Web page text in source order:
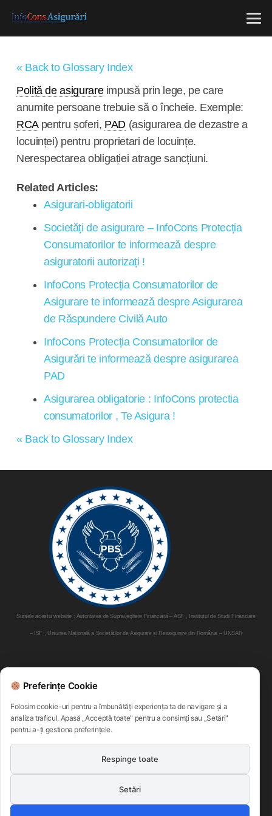
« Back to Glossary Index
Poliță de asigurareimpusă prin lege, pe care
anumite persoane trebuie să o încheie. Exemple:
RCApentru șoferi, PAD (asigurarea de dezastre a
locuinței) pentru proprietari de locuințe.
Nerespectarea obligației atrage sancțiuni.
Related Articles:
Asigurari-obligatorii
Societăți de asigurare – InfoCons Protecția
Consumatorilor te informează despre
asiguratorii autorizați !
InfoCons Protecția Consumatorilor de
Asigurare te informează despre Asigurarea
de Răspundere Civilă Auto
InfoCons Protecția Consumatorilor de
Asigurări te informează despre asigurarea
PAD
Asigurarea obligatorie : InfoCons protectia
consumatorilor , Te Asigura !
« Back to Glossary Index
Sursele acestui website : Autoritatea de Supraveghere Financiară – ASF , Institutul de Studii Financiare
– ISF , Uniunea Națională a Societăților de Asigurare și Reasigurare din România – UNSAR
Parteneri:
Preferințe Cookie
Folosim cookie-uri pentru a îmbunătăți experiența ta de navigare și a
analiza traficul. Apasă „Acceptă toate" pentru a consimți sau „Setări"
pentru a-ți gestiona preferințele.
Respinge toate
Setări